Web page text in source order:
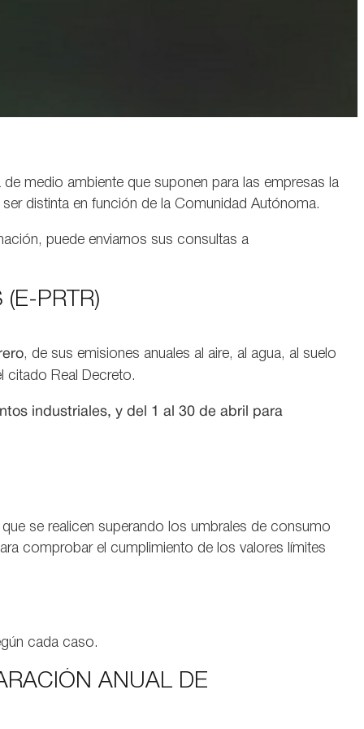
medio ambiente que suponen para las empresas la
distinta en función de la Comunidad Autónoma.
puede enviarnos sus consultas a
PRTR)
, de sus emisiones anuales al aire, al agua, al suelo
citado Real Decreto.
industriales, y del 1 al 30 de abril para
se realicen superando los umbrales de consumo
comprobar el cumplimiento de los valores límites
cada caso.
ANUAL DE